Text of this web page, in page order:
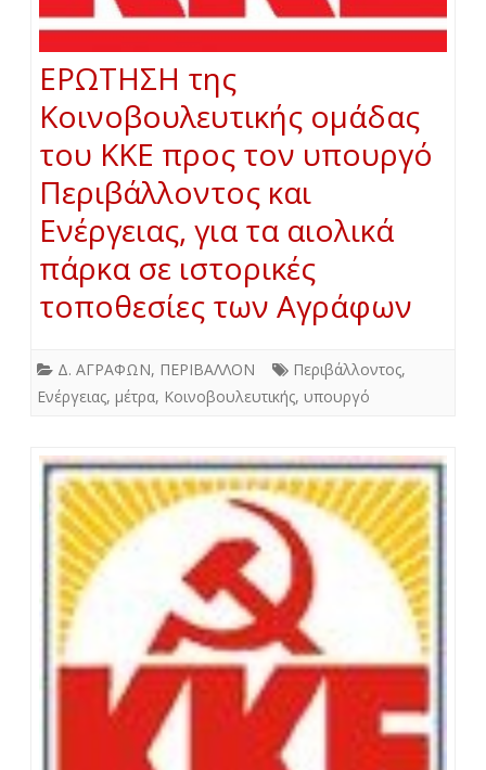
ΕΡΩΤΗΣΗ της
Κοινοβουλευτικής ομάδας
του ΚΚΕ προς τον υπουργό
Περιβάλλοντος και
Ενέργειας, για τα αιολικά
πάρκα σε ιστορικές
τοποθεσίες των Αγράφων
Δ. ΑΓΡΑΦΩΝ, ΠΕΡΙΒΑΛΛΟΝ Περιβάλλοντος,
Ενέργειας, μέτρα, Κοινοβουλευτικής, υπουργό